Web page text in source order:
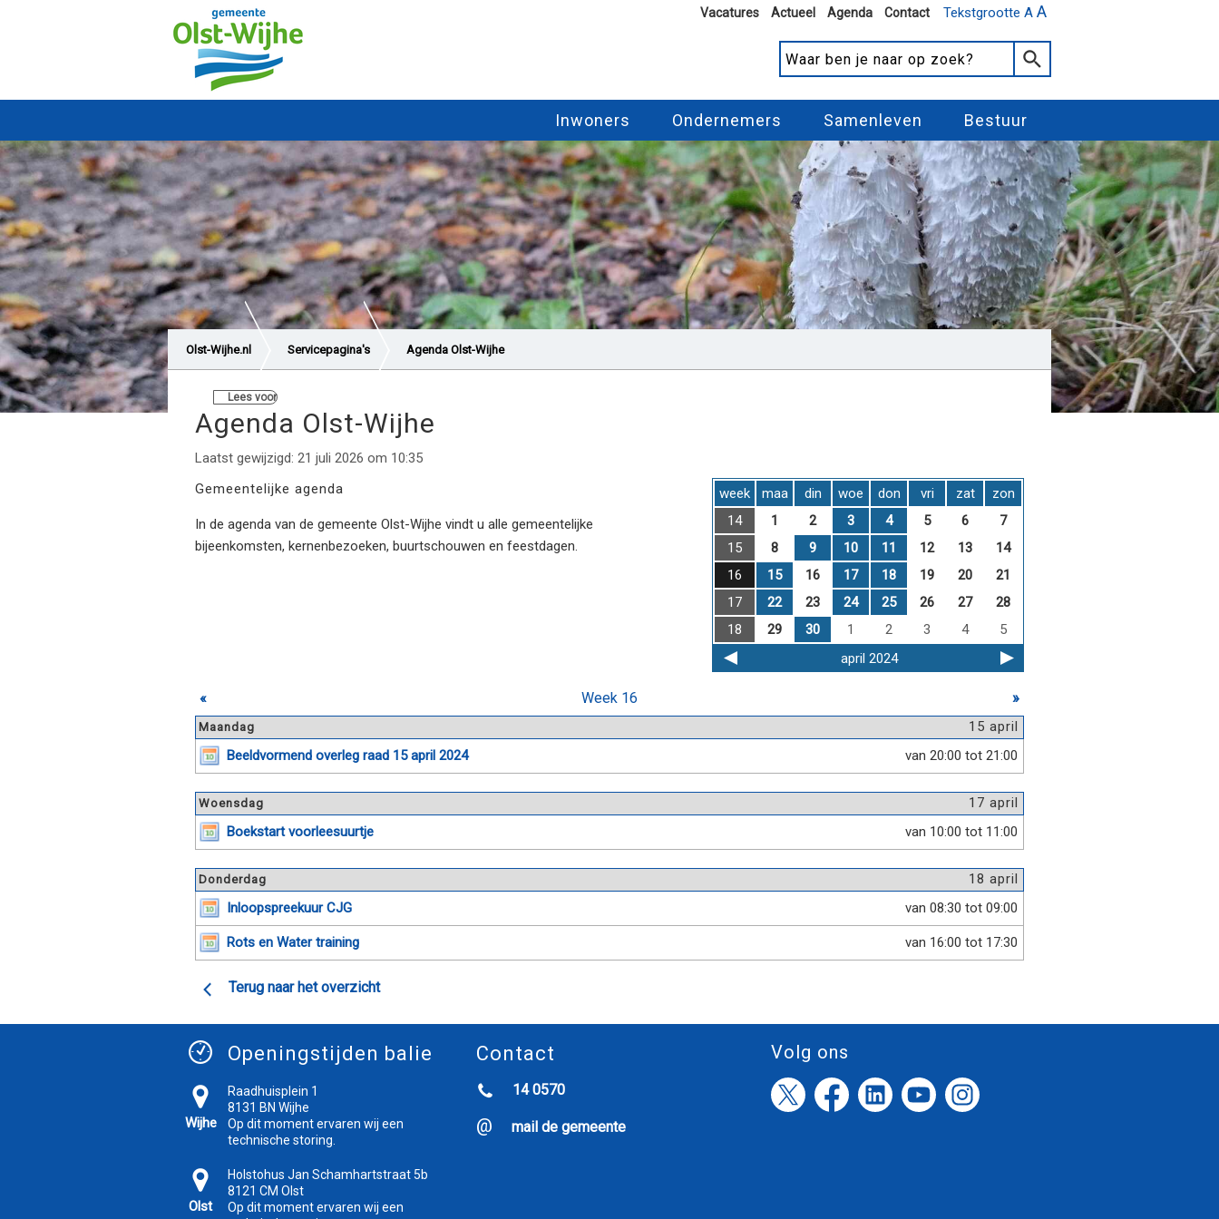
Tekstgrootte A A
Vacatures Actueel Agenda Contact
Inwoners Ondernemers Samenleven Bestuur
Olst-Wijhe.nl Servicepagina's Agenda Olst-Wijhe
Lees voor
Agenda Olst-Wijhe
Laatst gewijzigd: 21 juli 2026 om 10:35
Gemeentelijke agenda
In de agenda van de gemeente Olst-Wijhe vindt u alle gemeentelijke
bijeenkomsten, kernenbezoeken, buurtschouwen en feestdagen.
week maa din woe don vri zat
zon
14
1 2 3 4 5 6
7
15
8 9 10 11 12 13
14
16
15 16 17 18 19 20
21
17
22 23 24 25 26 27
28
18
29 30 1 2 3 4
5
april 2024
« Week 16 »
15 april
Maandag
van 20:00 tot 21:00
Beeldvormend overleg raad 15 april 2024
17 april
Woensdag
van 10:00 tot 11:00
Boekstart voorleesuurtje
18 april
Donderdag
van 08:30 tot 09:00
Inloopspreekuur CJG
van 16:00 tot 17:30
Rots en Water training
Terug naar het overzicht
Openingstijden balie
Wijhe
Raadhuisplein 1
8131 BN Wijhe
Op dit moment ervaren wij een
technische storing.
Olst
Holstohus Jan Schamhartstraat 5b
8121 CM Olst
Op dit moment ervaren wij een
Contact
14 0570
mail de gemeente
Volg ons